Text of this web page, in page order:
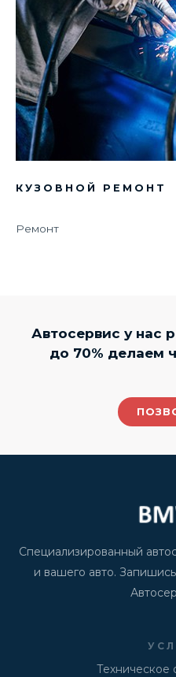
КУЗОВНОЙ РЕМОНТ
Ремонт
Автосервис у нас
до 70% делаем
Специализированный
и вашего авто. Запишись
Техническое